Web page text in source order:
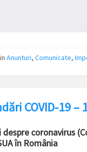
in Anunturi, Comunicate,
COVID-19 –